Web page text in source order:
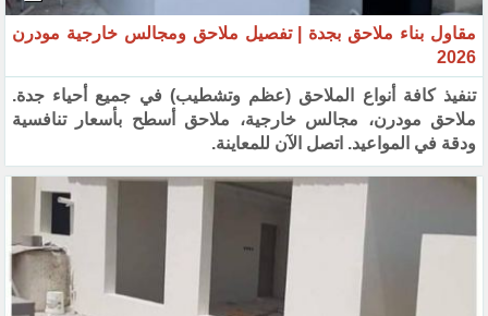
مقاول بناء ملاحق بجدة | تفصيل ملاحق ومجالس خارجية مودرن
2026
تنفيذ كافة أنواع الملاحق (عظم وتشطيب) في جميع أحياء جدة.
ملاحق مودرن، مجالس خارجية، ملاحق أسطح بأسعار تنافسية
ودقة في المواعيد. اتصل الآن للمعاينة.